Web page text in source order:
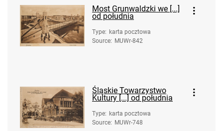
Most Grunwaldzki we [...]
od południa
Type: karta pocztowa
Source: MUWr-842
Śląskie Towarzystwo
Kultury [...] od południa
Type: karta pocztowa
Source: MUWr-748